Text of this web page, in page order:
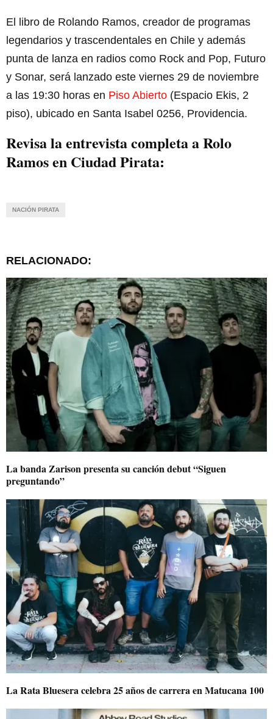
El libro de Rolando Ramos, creador de programas
legendarios y trascendentales en Chile y además
punta de lanza en radios como Rock and Pop, Futuro
y Sonar, será lanzado este viernes 29 de noviembre
a las 19:30 horas en Piso Abierto (Espacio Ekis, 2
piso), ubicado en Santa Isabel 0256, Providencia.
Revisa la entrevista completa a Rolo
Ramos en Ciudad Pirata:
NACIÓN PIRATA
RELACIONADO:
La banda Zarison presenta su canción debut “Siguen
preguntando”
La Rata Bluesera celebra 25 años de carrera en Matucana 100